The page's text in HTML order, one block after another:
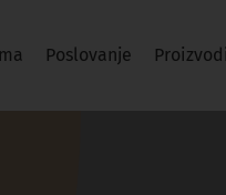
Poslovanje Proizvodi